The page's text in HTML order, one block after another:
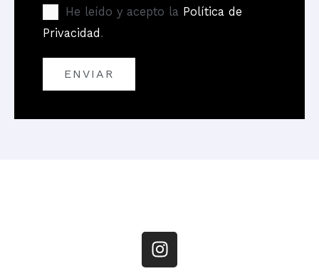
He leído y acepto la Política de
Privacidad .
I
n